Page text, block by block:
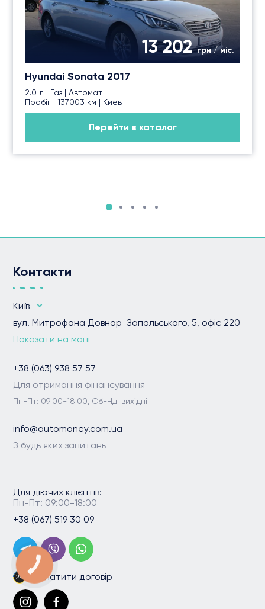
13 202грн / міс.
Hyundai Sonata 2017
2.0 л | Газ | Автомат
Пробіг : 137003 км | Киев
Перейти в каталог
Контакти
Київ
вул. Митрофана Довнар-Запольського, 5, офіс 220
Показати на мапі
+38 (063) 938 57 57
Для отримання фінансування
Пн-Пт: 09:00-18:00, Сб-Нд: вихідні
info@automoney.com.ua
З будь яких запитань
Для діючих клієнтів:
Пн-Пт: 09:00-18:00
+38 (067) 519 30 09
Сплатити договір
КНОПКА
ЗВ'ЯЗКУ